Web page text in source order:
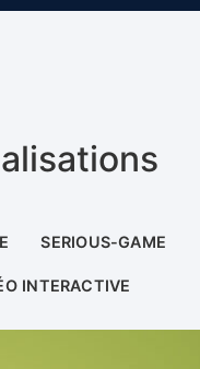
SERIOUS-GAME
INTERACTIVE